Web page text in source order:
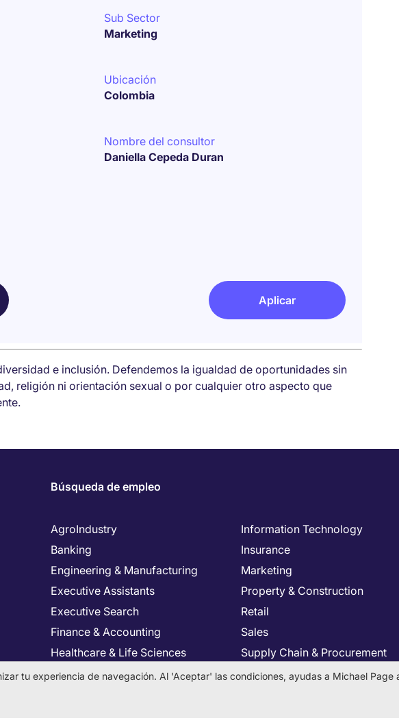
Sub Sector
Marketing
Ubicación
Colombia
Nombre del consultor
Daniella Cepeda Duran
Aplicar
e inclusión. Defendemos la igualdad de oportunidades sin
religión ni orientación sexual o por cualquier otro aspecto que
Búsqueda de empleo
AgroIndustry
Banking
Engineering & Manufacturing
Executive Assistants
Executive Search
Finance & Accounting
Healthcare & Life Sciences
Human Resources
Information Technology
Insurance
Marketing
Property & Construction
Retail
Sales
Supply Chain & Procurement
Tax & Legal
tu experiencia de navegación. Al 'Aceptar' las condiciones, ayudas a Michael Page